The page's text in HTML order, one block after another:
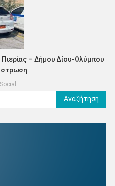
– Δήμου Δίου-Ολύμπου
Αναζήτηση
για: